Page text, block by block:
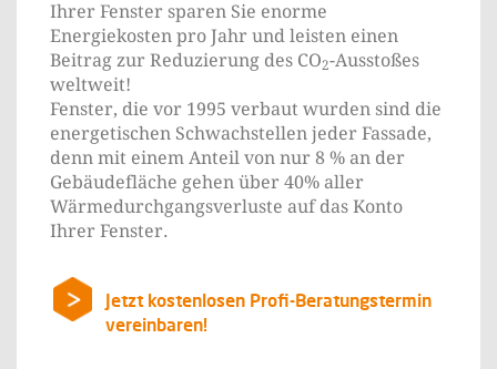
Ihrer Fenster sparen Sie enorme
Energiekosten pro Jahr und leisten einen
Beitrag zur Reduzierung des CO2-Ausstoßes
weltweit!
Fenster, die vor 1995 verbaut wurden sind die
energetischen Schwachstellen jeder Fassade,
denn mit einem Anteil von nur 8 % an der
Gebäudefläche gehen über 40% aller
Wärmedurchgangsverluste auf das Konto
Ihrer Fenster.
Jetzt kostenlosen Profi-Beratungstermin
vereinbaren!